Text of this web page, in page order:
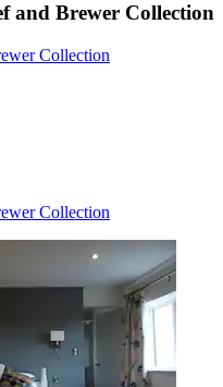
and Brewer Collection
Collection
Collection